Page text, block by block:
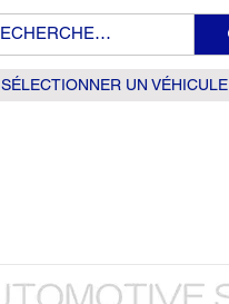
SÉLECTIONNER UN VÉHICULE